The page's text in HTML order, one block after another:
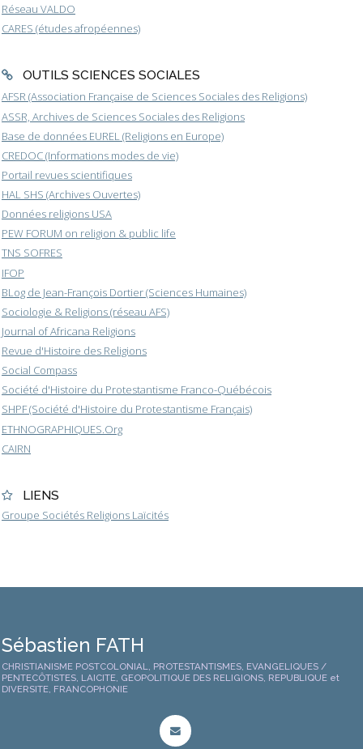
Réseau VALDO
CARES (études afropéennes)
OUTILS SCIENCES SOCIALES
AFSR (Association Française de Sciences Sociales des Religions)
ASSR, Archives de Sciences Sociales des Religions
Base de données EUREL (Religions en Europe)
CREDOC (Informations modes de vie)
Portail revues scientifiques
HAL SHS (Archives Ouvertes)
Données religions USA
PEW FORUM on religion & public life
TNS SOFRES
IFOP
BLog de Jean-François Dortier (Sciences Humaines)
Sociologie & Religions (réseau AFS)
Journal of Africana Religions
Revue d'Histoire des Religions
Social Compass
Société d'Histoire du Protestantisme Franco-Québécois
SHPF (Société d'Histoire du Protestantisme Français)
ETHNOGRAPHIQUES.Org
CAIRN
LIENS
Groupe Sociétés Religions Laïcités
Sébastien FATH
CHRISTIANISME POSTCOLONIAL, PROTESTANTISMES, EVANGELIQUES /
PENTECÔTISTES, LAICITE, GEOPOLITIQUE DES RELIGIONS, REPUBLIQUE et
DIVERSITE, FRANCOPHONIE